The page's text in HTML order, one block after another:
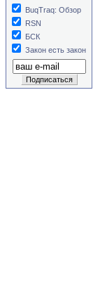
BuqTraq: Обзор
RSN
БСК
Закон есть закон